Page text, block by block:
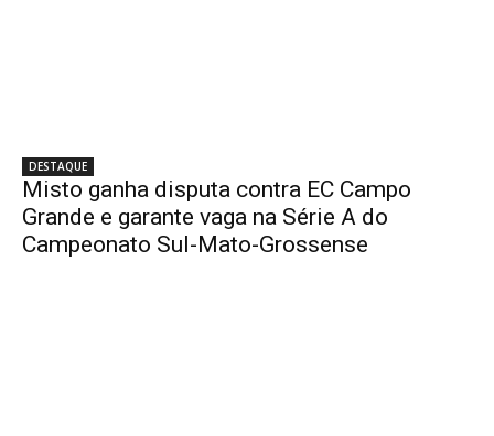
DESTAQUE
Misto ganha disputa contra EC Campo
Grande e garante vaga na Série A do
Campeonato Sul-Mato-Grossense